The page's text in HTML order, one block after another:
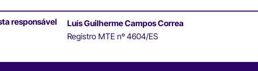
responsável
Luís Guilherme Campos Correa
Registro MTE nº 4604/ES